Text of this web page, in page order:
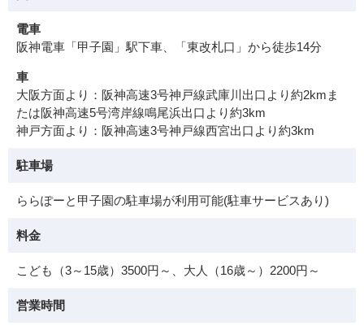
電車
阪神電車「甲子園」駅下車、「東改札口」から徒歩14分
車
大阪方面より：阪神高速3号神戸線武庫川出口より約2kmま
たは阪神高速5号湾岸線鳴尾浜出口より約3km
神戸方面より：阪神高速3号神戸線西宮出口より約3km
駐車場
ららぽーと甲子園の駐車場が利用可能(駐車サービスあり)
料金
こども（3～15歳）3500円～、大人（16歳～）2200円～
営業時間